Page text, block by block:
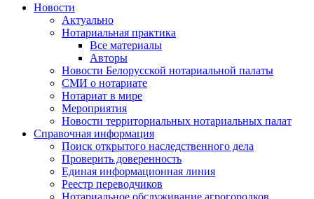
Новости
Актуально
Нотариальная практика
Все материалы
Авторы
Новости Белорусской нотариальной палаты
СМИ о нотариате
Нотариат в мире
Мероприятия
Новости территориальных нотариальных палат
Справочная информация
Поиск открытого наследственного дела
Проверить доверенность
Единая информационная линия
Реестр переводчиков
Нотариальное обслуживание агрогородков